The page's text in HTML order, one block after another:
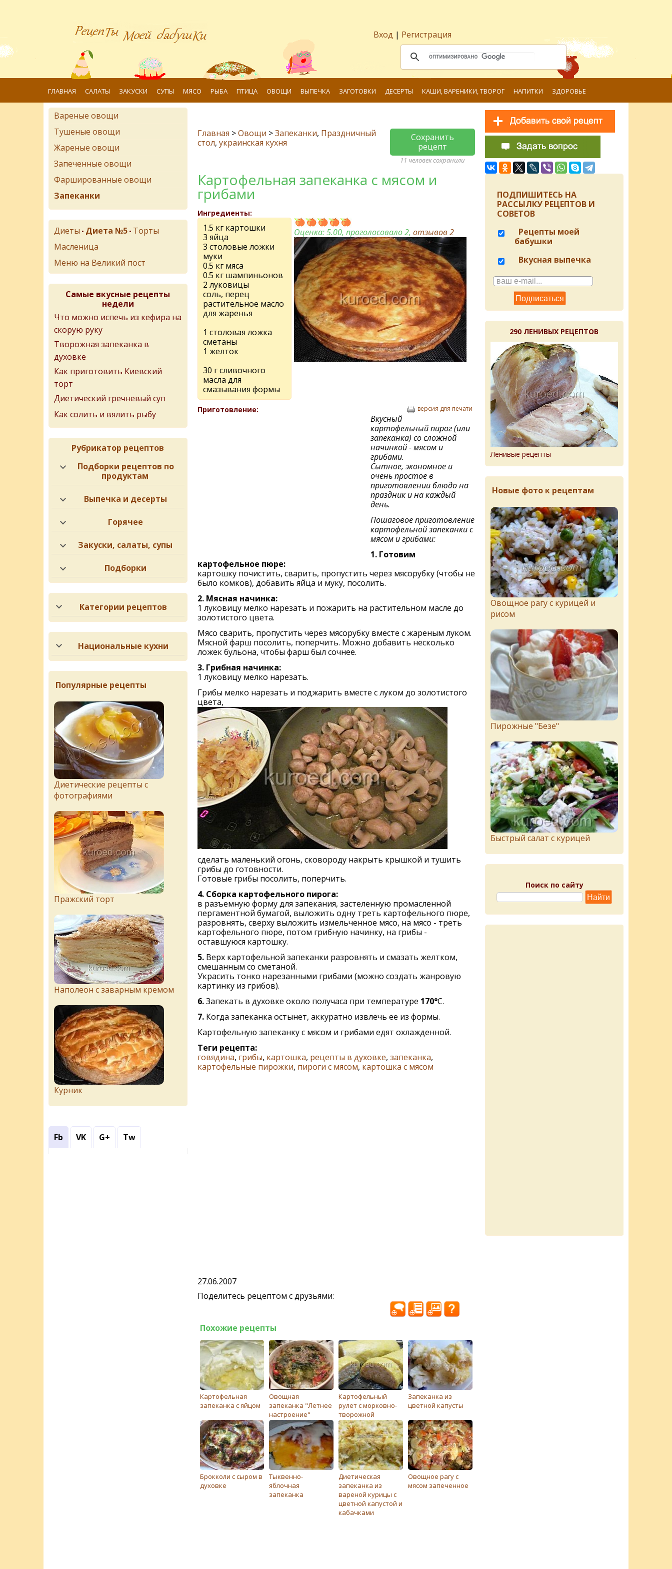
Вход | Регистрация
ГЛАВНАЯ САЛАТЫ ЗАКУСКИ СУПЫ МЯСО РЫБА ПТИЦА ОВОЩИ ВЫПЕЧКА ЗАГОТОВКИ ДЕСЕРТЫ КАШИ, ВАРЕНИКИ, ТВОРОГ НАПИТКИ ЗДОРОВЬЕ
Главная >Овощи >Запеканки, Праздничный
стол, украинская кухня
Сохранить
рецепт
11 человек сохранили
Картофельная запеканка с мясом и
грибами
Ингредиенты:
1.5 кг картошки
3 яйца
3 столовые ложки
муки
0.5 кг мяса
0.5 кг шампиньонов
2 луковицы
соль, перец
растительное масло
для жаренья
1 столовая ложка
сметаны
1 желток
30 г сливочного
масла для
смазывания формы
Оценка:5.00, проголосовало 2,отзывов2
Приготовление: версия для печати
Вкусный
картофельный пирог (или
запеканка) со сложной
начинкой - мясом и
грибами.
Сытное, экономное и
очень простое в
приготовлении блюдо на
праздник и на каждый
день.
Пошаговое приготовление
картофельной запеканки с
мясом и грибами:
1. Готовим
картофельное пюре:
картошку почистить, сварить, пропустить через мясорубку (чтобы не
было комков), добавить яйца и муку, посолить.
2. Мясная начинка:
1 луковицу мелко нарезать и пожарить на растительном масле до
золотистого цвета.
Мясо сварить, пропустить через мясорубку вместе с жареным луком.
Мясной фарш посолить, поперчить. Можно добавить несколько
ложек бульона, чтобы фарш был сочнее.
3. Грибная начинка:
1 луковицу мелко нарезать.
Грибы мелко нарезать и поджарить вместе с луком до золотистого
цвета,
сделать маленький огонь, сковороду накрыть крышкой и тушить
грибы до готовности.
Готовые грибы посолить, поперчить.
4. Сборка картофельного пирога:
в разъемную форму для запекания, застеленную промасленной
пергаментной бумагой, выложить одну треть картофельного пюре,
разровнять, сверху выложить измельченное мясо, на мясо - треть
картофельного пюре, потом грибную начинку, на грибы -
оставшуюся картошку.
5. Верх картофельной запеканки разровнять и смазать желтком,
смешанным со сметаной.
Украсить тонко нарезанными грибами (можно создать жанровую
картинку из грибов).
6.Запекать в духовке около получаса при температуре 170°C.
7. Когда запеканка остынет, аккуратно извлечь ее из формы.
Картофельную запеканку с мясом и грибами едят охлажденной.
Теги рецепта:
говядина, грибы, картошка, рецепты в духовке, запеканка,
картофельные пирожки, пироги с мясом, картошка с мясом
27.06.2007
Поделитесь рецептом с друзьями:
Похожие рецепты
Картофельная
запеканка с яйцом
Овощная
запеканка "Летнее
настроение"
Картофельный
рулет с морковно-
творожной
начинкой
Запеканка из
цветной капусты
Брокколи с сыром в
духовке
Тыквенно-
яблочная
запеканка
Диетическая
запеканка из
вареной курицы с
цветной капустой и
кабачками
Овощное рагу с
мясом запеченное
Вареные овощи
Тушеные овощи
Жареные овощи
Запеченные овощи
Фаршированные овощи
Запеканки
Диеты • Диета №5 • Торты
Масленица
Меню на Великий пост
Самые вкусные рецепты
недели
Что можно испечь из кефира на
скорую руку
Творожная запеканка в
духовке
Как приготовить Киевский
торт
Диетический гречневый суп
Как солить и вялить рыбу
Рубрикатор рецептов
Подборки рецептов по
продуктам
Выпечка и десерты
Горячее
Закуски, салаты, супы
Подборки
Категории рецептов
Национальные кухни
Популярные рецепты
Диетические рецепты с
фотографиями
Пражский торт
Наполеон с заварным кремом
Курник
Fb VK G+ Tw
ПОДПИШИТЕСЬ НА
РАССЫЛКУ РЕЦЕПТОВ И
СОВЕТОВ
Рецепты моей
бабушки
Вкусная выпечка
290 ЛЕНИВЫХ РЕЦЕПТОВ
Ленивые рецепты
Новые фото к рецептам
Овощное рагу с курицей и
рисом
Пирожныe "Бeзe"
Быстрый салат с курицей
Поиск по сайту